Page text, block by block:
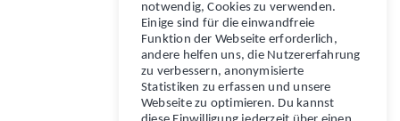
notwendig, Cookies zu verwenden.
Einige sind für die einwandfreie
Funktion der Webseite erforderlich,
andere helfen uns, die Nutzererfahrung
zu verbessern, anonymisierte
Statistiken zu erfassen und unsere
Webseite zu optimieren. Du kannst